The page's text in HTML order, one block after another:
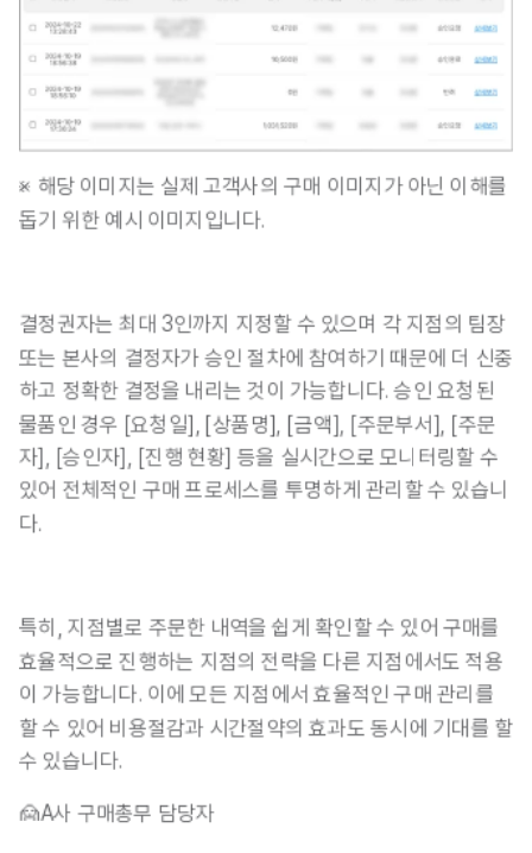
※ 해당 이미지는 실제 고객사의 구매 이미지가 아닌 이해를
돕기 위한 예시 이미지입니다.
결정권자는 최대 3인까지 지정할 수 있으며 각 지점의 팀장
또는 본사의 결정자가 승인 절차에 참여하기 때문에 더 신중
하고 정확한 결정을 내리는 것이 가능합니다. 승인 요청된
물품인 경우 [요청일], [상품명], [금액], [주문부서], [주문
자], [승인자], [진행 현황] 등을 실시간으로 모니터링할 수
있어 전체적인 구매 프로세스를 투명하게 관리할 수 있습니
다.
특히, 지점별로 주문한 내역을 쉽게 확인할 수 있어 구매를
효율적으로 진행하는 지점의 전략을 다른 지점에서도 적용
이 가능합니다. 이 에 모든 지점에서 효율적인 구매 관리를
할 수 있어 비용절감과 시간절약의 효과도 동시에 기대를 할
수 있습니다.
🙍A사 구매총무 담당자